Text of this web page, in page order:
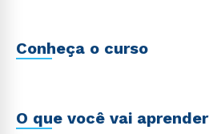
Conheça o curso
O que você vai aprender